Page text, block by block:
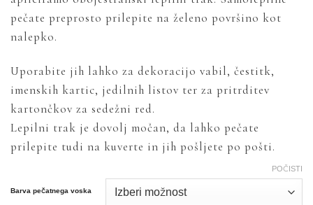
pečate preprosto prilepite na želeno površino kot
nalepko.
Uporabite jih lahko za dekoracijo vabil, čestitk,
imenskih kartic, jedilnih listov ter za pritrditev
kartončkov za sedežni red.
Lepilni trak je dovolj močan, da lahko pečate
prilepite tudi na kuverte in jih pošljete po pošti.
Barva pečatnega voska
POČISTI